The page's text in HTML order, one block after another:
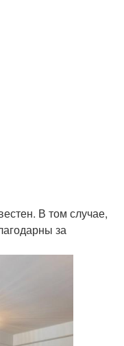
В том случае,
за